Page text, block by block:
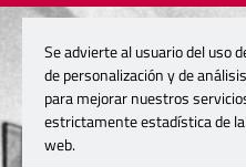
Se advierte al usuario del uso
de personalización y de
para mejorar nuestros
estrictamente estadística de
web.